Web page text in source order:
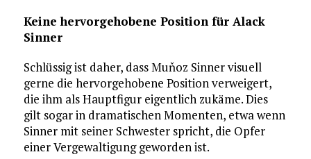
Keine hervorgehobene Position für Alack
Sinner
Schlüssig ist daher, dass Muňoz Sinner visuell
gerne die hervorgehobene Position verweigert,
die ihm als Hauptfigur eigentlich zukäme. Dies
gilt sogar in dramatischen Momenten, etwa wenn
Sinner mit seiner Schwester spricht, die Opfer
einer Vergewaltigung geworden ist.